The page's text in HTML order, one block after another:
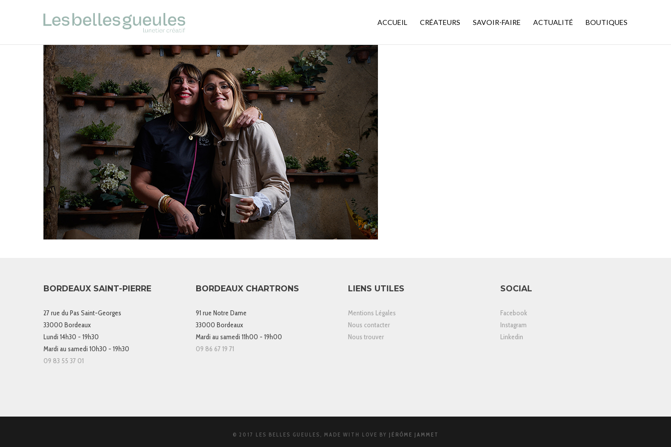
ACCUEIL CRÉATEURS SAVOIR-FAIRE ACTUALITÉ BOUTIQUES
BORDEAUX SAINT-PIERRE
27 rue du Pas Saint-Georges
33000 Bordeaux
Lundi 14h30 - 19h30
Mardi au samedi 10h30 - 19h30
09 83 55 37 01
BORDEAUX CHARTRONS
91 rue Notre Dame
33000 Bordeaux
Mardi au samedi 11h00 - 19h00
09 86 67 19 71
LIENS UTILES
Mentions Légales
Nous contacter
Nous trouver
SOCIAL
Facebook
Instagram
Linkedin
© 2017 LES BELLES GUEULES, MADE WITH LOVE BY JÉRÔME JAMMET